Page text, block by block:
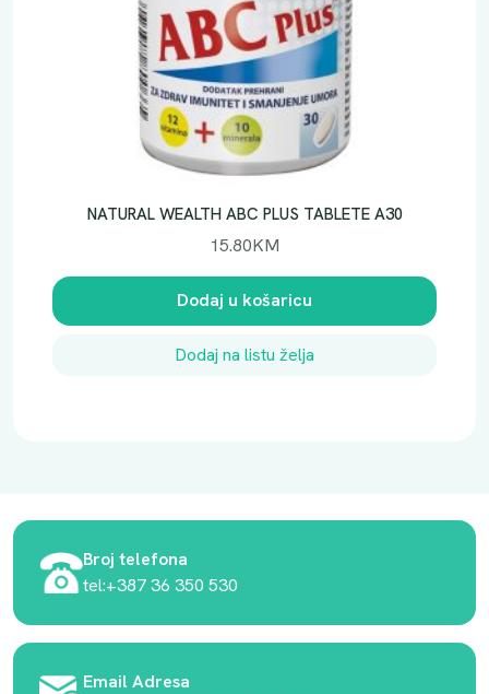
NATURAL WEALTH ABC PLUS TABLETE A30
15.80KM
Dodaj u košaricu
Dodaj na listu želja
Broj telefona
tel:+387 36 350 530
Email Adresa